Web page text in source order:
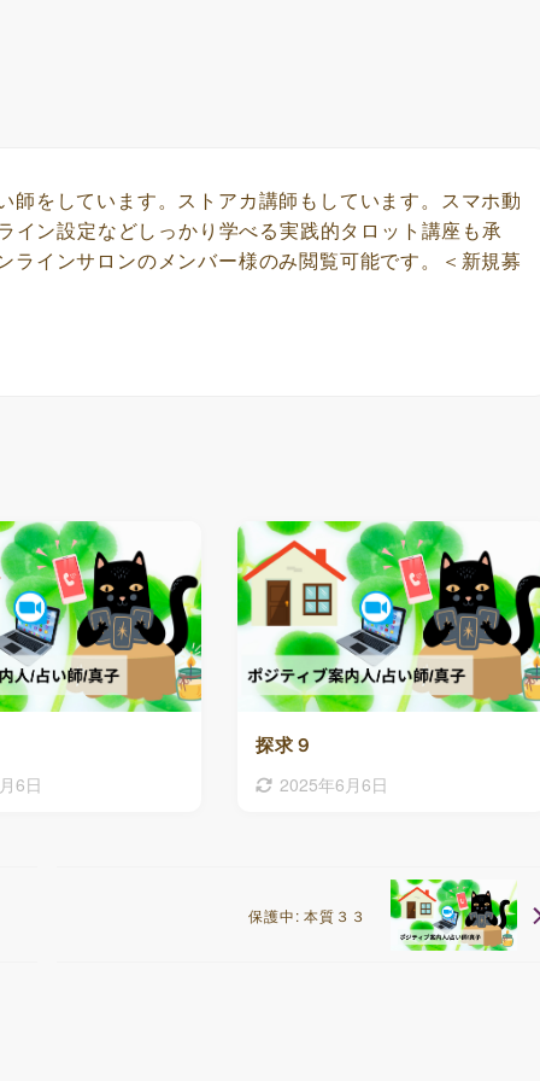
師をしています。ストアカ講師もしています。スマホ動
イン設定などしっかり学べる実践的タロット講座も承
ラインサロンのメンバー様のみ閲覧可能です。＜新規募
6日
探求９
2025年6月6日
保護中: 本質３３